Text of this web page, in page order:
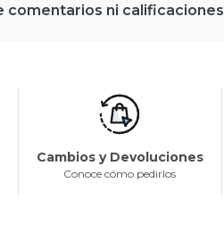
comentarios ni calificaciones
Cambios y Devoluciones
Conoce cómo pedirlos